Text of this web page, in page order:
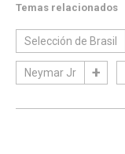
Temas relacionados
Selección de Brasil
Neymar Jr